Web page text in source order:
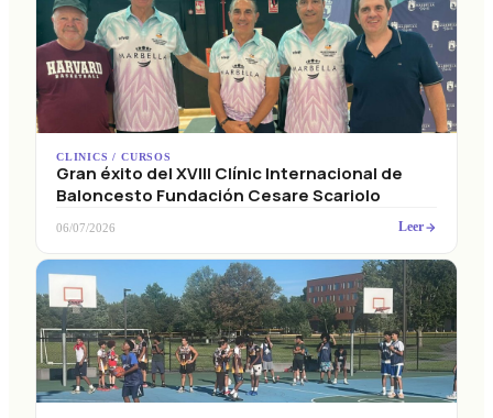
CLINICS / CURSOS
Gran éxito del XVIII Clínic Internacional de
Baloncesto Fundación Cesare Scariolo
06/07/2026 Leer